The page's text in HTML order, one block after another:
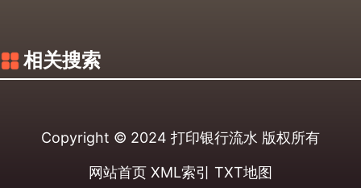
相关搜索
Copyright © 2024 打印银行流水 版权所有
网站首页 XML索引 TXT地图